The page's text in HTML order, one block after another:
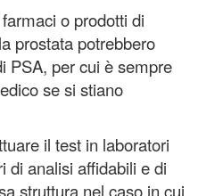
o prodotti di
prostata potrebbero
PSA, per cui è sempre
se si stiano
il test in laboratori
di analisi affidabili e di
struttura nel caso in cui